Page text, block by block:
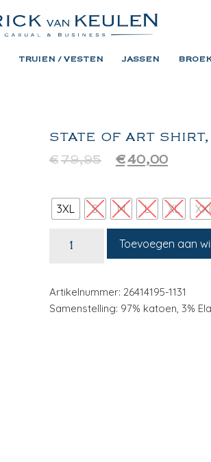
TRUIEN / VESTEN JASSEN
STATE OF ART
€79,95 €40,00
3XL S M L XL
Toevoegen aan
Artikelnummer: 26414195-1131
Samenstelling: 97% katoen, 3%